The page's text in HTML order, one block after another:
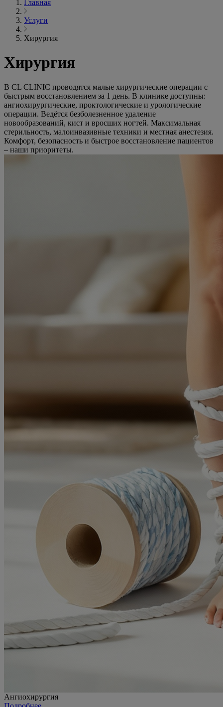
Главная
Услуги
Хирургия
Хирургия
В CL CLINIC проводятся малые хирургические операции с
быстрым восстановлением за 1 день. В клинике доступны:
ангиохирургические, проктологические и урологические
операции. Ведётся безболезненное удаление
новообразований, кист и вросших ногтей. Максимальная
стерильность, малоинвазивные техники и местная анестезия.
Комфорт, безопасность и быстрое восстановление пациентов
– наши приоритеты.
Ангиохирургия